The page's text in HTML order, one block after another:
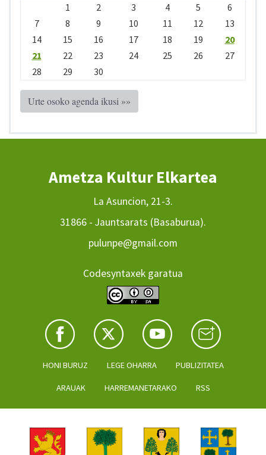
1
2 3 4 5
6
7
8 9 10 11 12
13
14
15 16 17 18 19
20
21
22 23 24 25 26
27
28
29 30
Urte osoko agenda ikusi »»
Ametza Kultur Elkartea
La Asuncion, 21-3.
31866 - Jauntsarats (Basaburua).
pulunpe@gmail.com
Codesyntaxek garatua
HONI BURUZ LEGE OHARRA PUBLIZITATEA
ARAUAK HARREMANETARAKO RSS